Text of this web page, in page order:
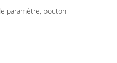
paramètre, bouton